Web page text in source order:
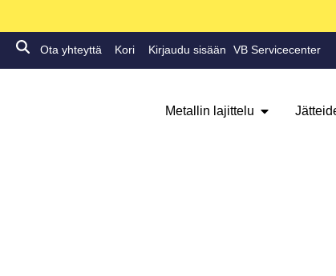
Ota yhteyttä Kori Kirjaudu sisään VB Servicecenter
Metallin lajittelu